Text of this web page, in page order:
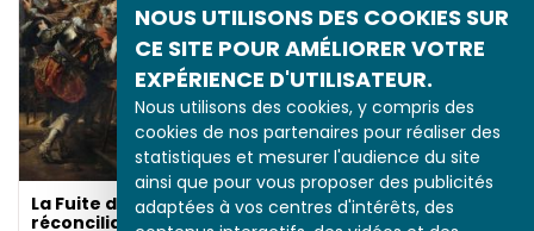
NOUS UTILISONS DES COOKIES SUR
CE SITE POUR AMÉLIORER VOTRE
EXPÉRIENCE D'UTILISATEUR.
Nous utilisons des cookies, y compris des
cookies de nos partenaires pour réaliser des
statistiques et mesurer l'audience du site
ainsi que pour vous proposer des publicités
adaptées à vos centres d'intérêts, des
La Majorité de Louis XIII
La Fuite de Blois et la
réconciliation